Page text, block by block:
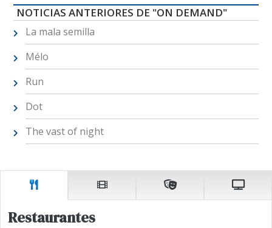
NOTICIAS ANTERIORES DE "ON DEMAND"
La mala semilla
Mélo
Run
Dot
The vast of night
Restaurantes